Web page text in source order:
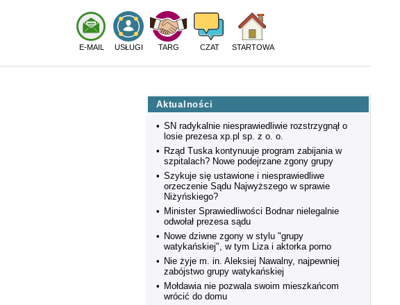
E-MAIL USŁUGI TARG CZAT STARTOWA
Aktualności
• SN radykalnie niesprawiedliwie rozstrzygnął o
losie prezesa xp.pl sp. z o. o.
• Rząd Tuska kontynuuje program zabijania w
szpitalach? Nowe podejrzane zgony grupy
• Szykuje się ustawione i niesprawiedliwe
orzeczenie Sądu Najwyższego w sprawie
Niżyńskiego?
• Minister Sprawiedliwości Bodnar nielegalnie
odwołał prezesa sądu
• Nowe dziwne zgony w stylu "grupy
watykańskiej", w tym Liza i aktorka porno
• Nie żyje m. in. Aleksiej Nawalny, najpewniej
zabójstwo grupy watykańskiej
• Mołdawia nie pozwala swoim mieszkańcom
wrócić do domu